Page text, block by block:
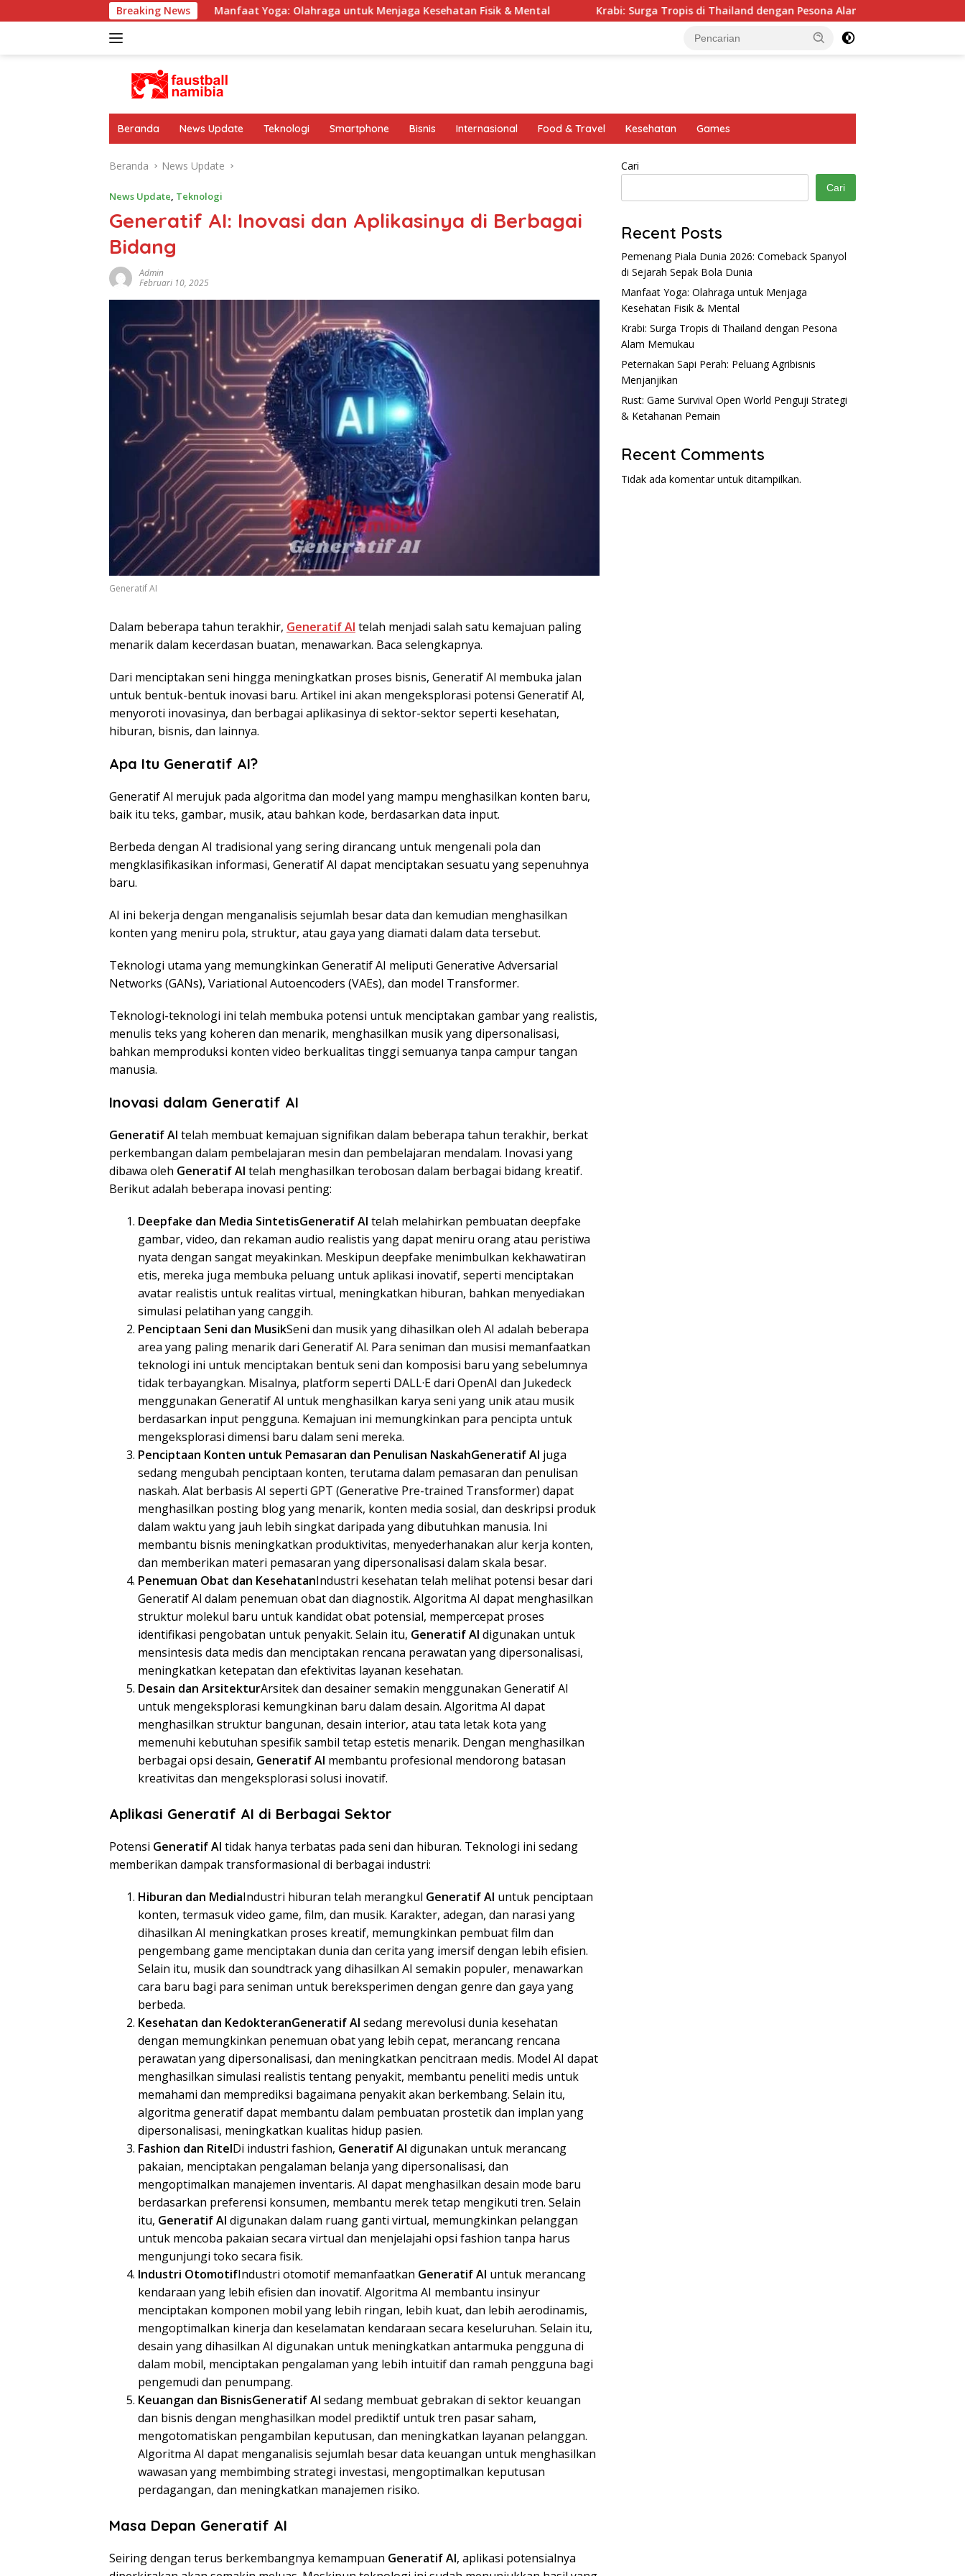
ke
Breaking News
Manfaat Yoga: Olahraga untuk Menjaga Kesehatan Fisik & Mental Krabi: Surga Tropis di Thailand dengan Pesona Alam Memukau
Beranda News Update Teknologi Smartphone Bisnis Internasional Food & Travel Kesehatan Games
Beranda News Update
News Update, Teknologi
Generatif AI: Inovasi dan Aplikasinya di Berbagai
Bidang
Admin
Februari 10, 2025
Generatif AI
Dalam beberapa tahun terakhir, Generatif AI telah menjadi salah satu kemajuan paling
menarik dalam kecerdasan buatan, menawarkan. Baca selengkapnya.
Dari menciptakan seni hingga meningkatkan proses bisnis, Generatif Al membuka jalan
untuk bentuk-bentuk inovasi baru. Artikel ini akan mengeksplorasi potensi Generatif Al,
menyoroti inovasinya, dan berbagai aplikasinya di sektor-sektor seperti kesehatan,
hiburan, bisnis, dan lainnya.
Apa Itu Generatif AI?
Generatif Al merujuk pada algoritma dan model yang mampu menghasilkan konten baru,
baik itu teks, gambar, musik, atau bahkan kode, berdasarkan data input.
Berbeda dengan AI tradisional yang sering dirancang untuk mengenali pola dan
mengklasifikasikan informasi, Generatif AI dapat menciptakan sesuatu yang sepenuhnya
baru.
AI ini bekerja dengan menganalisis sejumlah besar data dan kemudian menghasilkan
konten yang meniru pola, struktur, atau gaya yang diamati dalam data tersebut.
Teknologi utama yang memungkinkan Generatif AI meliputi Generative Adversarial
Networks (GANs), Variational Autoencoders (VAEs), dan model Transformer.
Teknologi-teknologi ini telah membuka potensi untuk menciptakan gambar yang realistis,
menulis teks yang koheren dan menarik, menghasilkan musik yang dipersonalisasi,
bahkan memproduksi konten video berkualitas tinggi semuanya tanpa campur tangan
manusia.
Inovasi dalam Generatif AI
Generatif AI telah membuat kemajuan signifikan dalam beberapa tahun terakhir, berkat
perkembangan dalam pembelajaran mesin dan pembelajaran mendalam. Inovasi yang
dibawa oleh Generatif AI telah menghasilkan terobosan dalam berbagai bidang kreatif.
Berikut adalah beberapa inovasi penting:
Deepfake dan Media SintetisGeneratif AI telah melahirkan pembuatan deepfake
gambar, video, dan rekaman audio realistis yang dapat meniru orang atau peristiwa
nyata dengan sangat meyakinkan. Meskipun deepfake menimbulkan kekhawatiran
etis, mereka juga membuka peluang untuk aplikasi inovatif, seperti menciptakan
avatar realistis untuk realitas virtual, meningkatkan hiburan, bahkan menyediakan
simulasi pelatihan yang canggih.
Penciptaan Seni dan MusikSeni dan musik yang dihasilkan oleh AI adalah beberapa
area yang paling menarik dari Generatif Al. Para seniman dan musisi memanfaatkan
teknologi ini untuk menciptakan bentuk seni dan komposisi baru yang sebelumnya
tidak terbayangkan. Misalnya, platform seperti DALL·E dari OpenAI dan Jukedeck
menggunakan Generatif Al untuk menghasilkan karya seni yang unik atau musik
berdasarkan input pengguna. Kemajuan ini memungkinkan para pencipta untuk
mengeksplorasi dimensi baru dalam seni mereka.
Penciptaan Konten untuk Pemasaran dan Penulisan NaskahGeneratif AI juga
sedang mengubah penciptaan konten, terutama dalam pemasaran dan penulisan
naskah. Alat berbasis AI seperti GPT (Generative Pre-trained Transformer) dapat
menghasilkan posting blog yang menarik, konten media sosial, dan deskripsi produk
dalam waktu yang jauh lebih singkat daripada yang dibutuhkan manusia. Ini
membantu bisnis meningkatkan produktivitas, menyederhanakan alur kerja konten,
dan memberikan materi pemasaran yang dipersonalisasi dalam skala besar.
Penemuan Obat dan KesehatanIndustri kesehatan telah melihat potensi besar dari
Generatif Al dalam penemuan obat dan diagnostik. Algoritma AI dapat menghasilkan
struktur molekul baru untuk kandidat obat potensial, mempercepat proses
identifikasi pengobatan untuk penyakit. Selain itu, Generatif AI digunakan untuk
mensintesis data medis dan menciptakan rencana perawatan yang dipersonalisasi,
meningkatkan ketepatan dan efektivitas layanan kesehatan.
Desain dan ArsitekturArsitek dan desainer semakin menggunakan Generatif Al
untuk mengeksplorasi kemungkinan baru dalam desain. Algoritma AI dapat
menghasilkan struktur bangunan, desain interior, atau tata letak kota yang
memenuhi kebutuhan spesifik sambil tetap estetis menarik. Dengan menghasilkan
berbagai opsi desain, Generatif AI membantu profesional mendorong batasan
kreativitas dan mengeksplorasi solusi inovatif.
Aplikasi Generatif AI di Berbagai Sektor
Potensi Generatif AI tidak hanya terbatas pada seni dan hiburan. Teknologi ini sedang
memberikan dampak transformasional di berbagai industri:
Hiburan dan MediaIndustri hiburan telah merangkul Generatif AI untuk penciptaan
konten, termasuk video game, film, dan musik. Karakter, adegan, dan narasi yang
dihasilkan AI meningkatkan proses kreatif, memungkinkan pembuat film dan
pengembang game menciptakan dunia dan cerita yang imersif dengan lebih efisien.
Selain itu, musik dan soundtrack yang dihasilkan AI semakin populer, menawarkan
cara baru bagi para seniman untuk bereksperimen dengan genre dan gaya yang
berbeda.
Kesehatan dan KedokteranGeneratif AI sedang merevolusi dunia kesehatan
dengan memungkinkan penemuan obat yang lebih cepat, merancang rencana
perawatan yang dipersonalisasi, dan meningkatkan pencitraan medis. Model AI dapat
menghasilkan simulasi realistis tentang penyakit, membantu peneliti medis untuk
memahami dan memprediksi bagaimana penyakit akan berkembang. Selain itu,
algoritma generatif dapat membantu dalam pembuatan prostetik dan implan yang
dipersonalisasi, meningkatkan kualitas hidup pasien.
Fashion dan RitelDi industri fashion, Generatif AI digunakan untuk merancang
pakaian, menciptakan pengalaman belanja yang dipersonalisasi, dan
mengoptimalkan manajemen inventaris. AI dapat menghasilkan desain mode baru
berdasarkan preferensi konsumen, membantu merek tetap mengikuti tren. Selain
itu, Generatif AI digunakan dalam ruang ganti virtual, memungkinkan pelanggan
untuk mencoba pakaian secara virtual dan menjelajahi opsi fashion tanpa harus
mengunjungi toko secara fisik.
Industri OtomotifIndustri otomotif memanfaatkan Generatif AI untuk merancang
kendaraan yang lebih efisien dan inovatif. Algoritma AI membantu insinyur
menciptakan komponen mobil yang lebih ringan, lebih kuat, dan lebih aerodinamis,
mengoptimalkan kinerja dan keselamatan kendaraan secara keseluruhan. Selain itu,
desain yang dihasilkan AI digunakan untuk meningkatkan antarmuka pengguna di
dalam mobil, menciptakan pengalaman yang lebih intuitif dan ramah pengguna bagi
pengemudi dan penumpang.
Keuangan dan BisnisGeneratif AI sedang membuat gebrakan di sektor keuangan
dan bisnis dengan menghasilkan model prediktif untuk tren pasar saham,
mengotomatiskan pengambilan keputusan, dan meningkatkan layanan pelanggan.
Algoritma AI dapat menganalisis sejumlah besar data keuangan untuk menghasilkan
wawasan yang membimbing strategi investasi, mengoptimalkan keputusan
perdagangan, dan meningkatkan manajemen risiko.
Masa Depan Generatif AI
Seiring dengan terus berkembangnya kemampuan Generatif AI, aplikasi potensialnya
Cari
Cari
Recent Posts
Pemenang Piala Dunia 2026: Comeback Spanyol
di Sejarah Sepak Bola Dunia
Manfaat Yoga: Olahraga untuk Menjaga
Kesehatan Fisik & Mental
Krabi: Surga Tropis di Thailand dengan Pesona
Alam Memukau
Peternakan Sapi Perah: Peluang Agribisnis
Menjanjikan
Rust: Game Survival Open World Penguji Strategi
& Ketahanan Pemain
Recent Comments
Tidak ada komentar untuk ditampilkan.